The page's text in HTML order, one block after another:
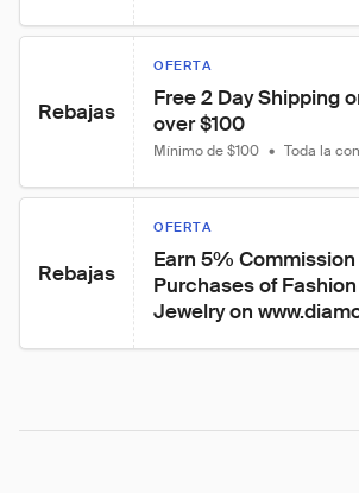
Rebajas
OFERTA
Free 2 Day Shipping
over $100
Mínimo de $100 • Toda la
Rebajas
OFERTA
Earn 5%
Purchases of
Jewelry on